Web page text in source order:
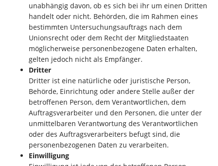
unabhängig davon, ob es sich bei ihr um einen Dritten
handelt oder nicht. Behörden, die im Rahmen eines
bestimmten Untersuchungsauftrags nach dem
Unionsrecht oder dem Recht der Mitgliedstaaten
möglicherweise personenbezogene Daten erhalten,
gelten jedoch nicht als Empfänger.
Dritter
Dritter ist eine natürliche oder juristische Person,
Behörde, Einrichtung oder andere Stelle außer der
betroffenen Person, dem Verantwortlichen, dem
Auftragsverarbeiter und den Personen, die unter der
unmittelbaren Verantwortung des Verantwortlichen
oder des Auftragsverarbeiters befugt sind, die
personenbezogenen Daten zu verarbeiten.
Einwilligung